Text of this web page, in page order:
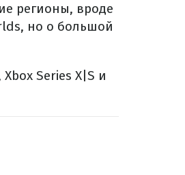
регионы, вроде
но о большой
Xbox Series X|S и